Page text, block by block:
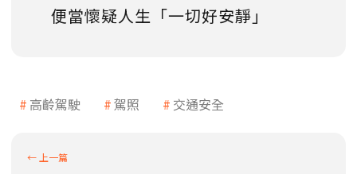
便當懷疑人生「一切好安靜」
高齡駕駛 駕照 交通安全